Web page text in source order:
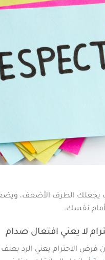
يجعلك الطرف الأضعف،
أمام نفسك.
لا يعني افتعال صدام
فرض الاحترام يعني الرد بعنف